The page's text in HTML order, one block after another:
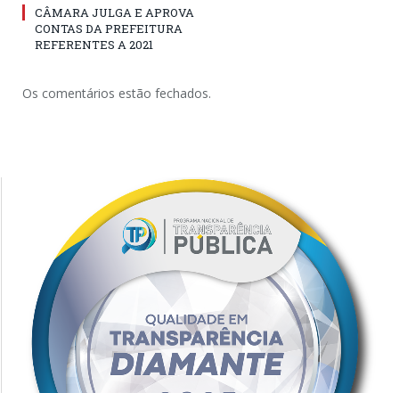
CÂMARA JULGA E APROVA
CONTAS DA PREFEITURA
REFERENTES A 2021
Os comentários estão fechados.